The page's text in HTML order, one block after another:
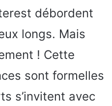
débordent
longs. Mais
! Cette
sont formelles
s’invitent avec